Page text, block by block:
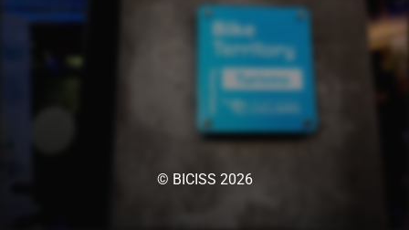
© BICISS 2026